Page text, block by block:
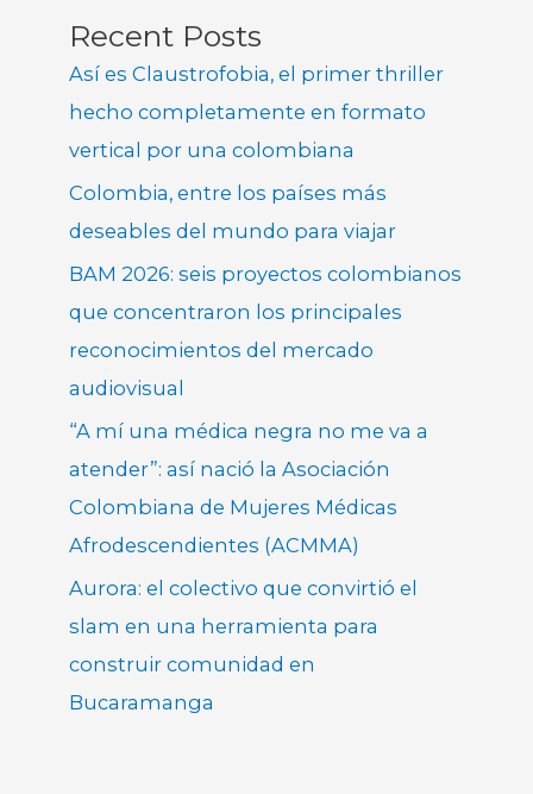
Recent Posts
Así es Claustrofobia, el primer thriller
hecho completamente en formato
vertical por una colombiana
Colombia, entre los países más
deseables del mundo para viajar
BAM 2026: seis proyectos colombianos
que concentraron los principales
reconocimientos del mercado
audiovisual
“A mí una médica negra no me va a
atender”: así nació la Asociación
Colombiana de Mujeres Médicas
Afrodescendientes (ACMMA)
Aurora: el colectivo que convirtió el
slam en una herramienta para
construir comunidad en
Bucaramanga